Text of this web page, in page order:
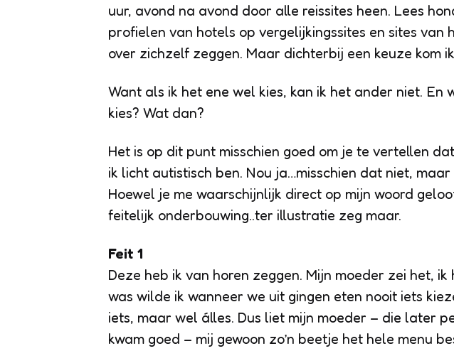
uur, avond na avond door alle reissites heen. Lees
profielen van hotels op vergelijkingssites en sites van
over zichzelf zeggen. Maar dichterbij een keuze kom
Want als ik het ene wel kies, kan ik het ander niet. En
kies? Wat dan?
Het is op dit punt misschien goed om je te vertellen
ik licht autistisch ben. Nou ja…misschien dat niet,
Hoewel je me waarschijnlijk direct op mijn woord
feitelijk onderbouwing..ter illustratie zeg maar.
Feit 1
Deze heb ik van horen zeggen. Mijn moeder zei het, ik
was wilde ik wanneer we uit gingen eten nooit iets
iets, maar wel álles. Dus liet mijn moeder – die later
kwam goed – mij gewoon zo’n beetje het hele menu